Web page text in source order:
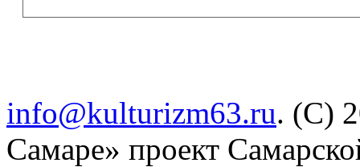
info@kulturizm63.ru. (C)
Самаре» проект